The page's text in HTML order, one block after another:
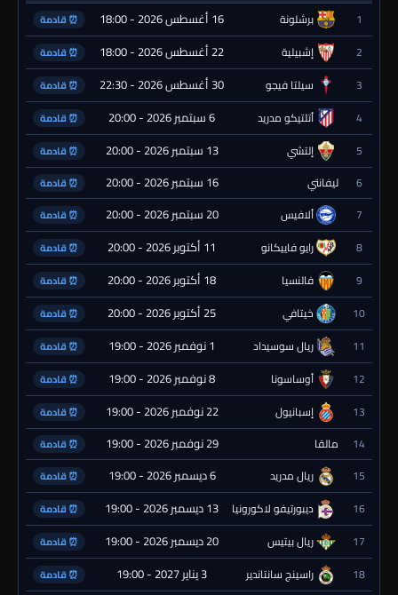
1
برشلونة 16 أغسطس 2026 - 18:00 ⏰ قادمة
2 إشبيلية 22 أغسطس 2026 - 18:00 ⏰ قادمة
3 سيلتا فيجو 30 أغسطس 2026 - 22:30 ⏰ قادمة
4 أتلتيكو مدريد 6 سبتمبر 2026 - 20:00 ⏰ قادمة
5 إلتشي 13 سبتمبر 2026 - 20:00 ⏰ قادمة
6 ليفانتي 16 سبتمبر 2026 - 20:00 ⏰ قادمة
7 ألافيس 20 سبتمبر 2026 - 20:00 ⏰ قادمة
8 رايو فاييكانو 11 أكتوبر 2026 - 20:00 ⏰ قادمة
9 فالنسيا 18 أكتوبر 2026 - 20:00 ⏰ قادمة
10 خيتافي 25 أكتوبر 2026 - 20:00 ⏰ قادمة
11 ريال سوسيداد 1 نوفمبر 2026 - 19:00 ⏰ قادمة
12 أوساسونا 8 نوفمبر 2026 - 19:00 ⏰ قادمة
13 إسبانيول 22 نوفمبر 2026 - 19:00 ⏰ قادمة
14 مالقا 29 نوفمبر 2026 - 19:00 ⏰ قادمة
15 ريال مدريد 6 ديسمبر 2026 - 19:00 ⏰ قادمة
16 ديبورتيفو لاكورونيا 13 ديسمبر 2026 - 19:00 ⏰ قادمة
17 ريال بيتيس 20 ديسمبر 2026 - 19:00 ⏰ قادمة
18 راسينج سانتاندير 3 يناير 2027 - 19:00 ⏰ قادمة